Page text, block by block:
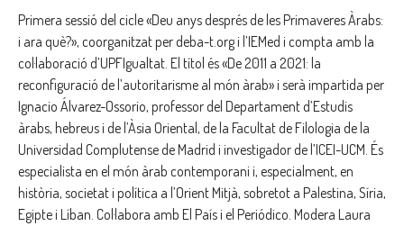
Primera sessió del cicle «Deu anys després de les Primaveres Àrabs:
i ara què?», coorganitzat per deba-t.org i l’IEMed i compta amb la
col·laboració d’UPFIgualtat. El títol és «De 2011 a 2021: la
reconfiguració de l’autoritarisme al món àrab» i serà impartida per
Ignacio Álvarez-Ossorio, professor del Departament d’Estudis
àrabs, hebreus i de l’Àsia Oriental, de la Facultat de Filologia de la
Universidad Complutense de Madrid i investigador de l’ICEI-UCM. És
especialista en el món àrab contemporani i, especialment, en
història, societat i política a l’Orient Mitjà, sobretot a Palestina, Síria,
Egipte i Líban. Col·labora amb El País i el Periódico. Modera Laura